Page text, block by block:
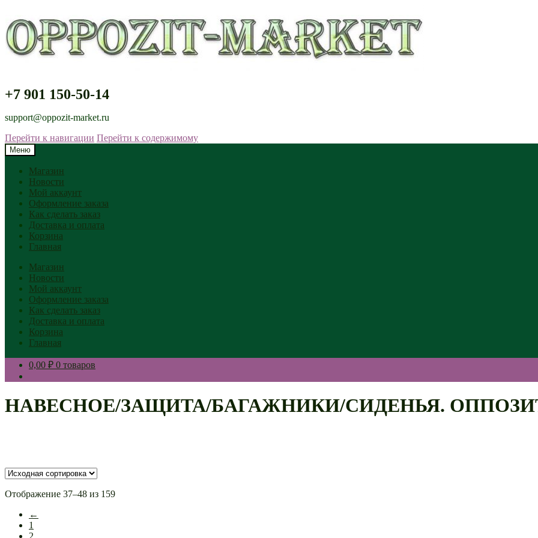
+7 901 150-50-14
support@oppozit-market.ru
Перейти к навигации Перейти к содержимому
Меню
Магазин
Новости
Мой аккаунт
Оформление заказа
Как сделать заказ
Доставка и оплата
Корзина
Главная
Магазин
Новости
Мой аккаунт
Оформление заказа
Как сделать заказ
Доставка и оплата
Корзина
Главная
0,00 ₽ 0 товаров
НАВЕСНОЕ/ЗАЩИТА/БАГАЖНИКИ/СИДЕНЬЯ.
Отображение 37–48 из 159
←
1
2